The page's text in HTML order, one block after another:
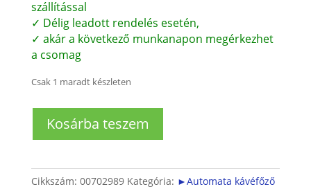
szállítással
✓ Délig leadott rendelés esetén,
✓ akár a következő munkanapon megérkezhet
a csomag
Csak 1 maradt készleten
vízgyűjtő
Kosárba teszem
Cikkszám: 00702989 Kategória: ►Automata kávéfőző